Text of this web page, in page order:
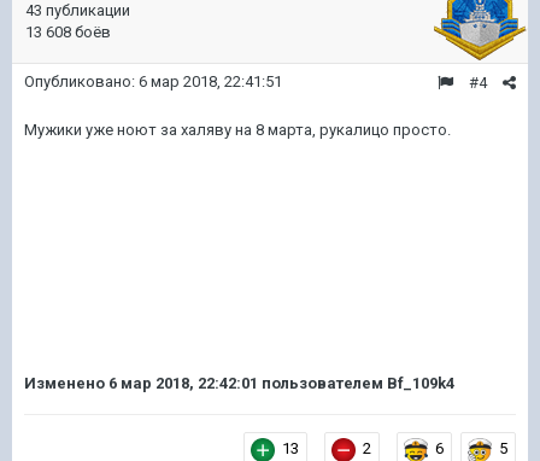
43 публикации
13 608 боёв
#4
Опубликовано: 6 мар 2018, 22:41:51
Мужики уже ноют за халяву на 8 марта, рукалицо просто.
Изменено 6 мар 2018, 22:42:01 пользователем Bf_109k4
13 2 6 5